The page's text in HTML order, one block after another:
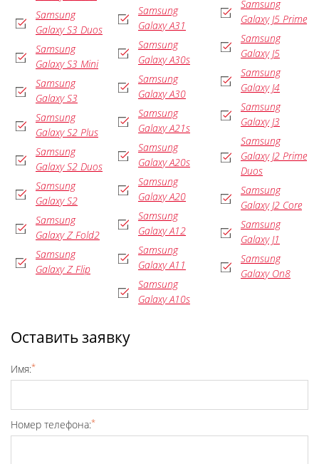
Samsung
Galaxy S3 Duos
Samsung
Galaxy S3 Mini
Samsung
Galaxy S3
Samsung
Galaxy S2 Plus
Samsung
Galaxy S2 Duos
Samsung
Galaxy S2
Samsung
Galaxy Z Fold2
Samsung
Galaxy Z Flip
Samsung
Galaxy A31
Samsung
Galaxy A30s
Samsung
Galaxy A30
Samsung
Galaxy A21s
Samsung
Galaxy A20s
Samsung
Galaxy A20
Samsung
Galaxy A12
Samsung
Galaxy A11
Samsung
Galaxy A10s
Samsung
Galaxy J5 Prime
Samsung
Galaxy J5
Samsung
Galaxy J4
Samsung
Galaxy J3
Samsung
Galaxy J2 Prime
Duos
Samsung
Galaxy J2 Core
Samsung
Galaxy J1
Samsung
Galaxy On8
Оставить заявку
Имя:*
Номер телефона:*